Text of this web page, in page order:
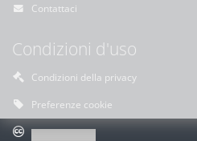
Contattaci
Condizioni d'uso
Condizioni della privacy
Preferenze cookie